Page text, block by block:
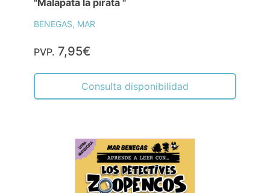
BENEGAS, MAR
PVP. 7,95€
Consulta disponibilidad